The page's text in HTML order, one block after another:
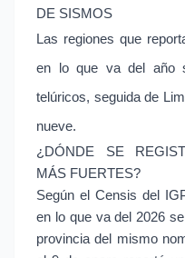
DE SISMOS
Las regiones que
en lo que va del año
telúricos, seguida de
nueve.
¿DÓNDE SE
MÁS FUERTES?
Según el Censis del
en lo que va del 2026
provincia del mismo